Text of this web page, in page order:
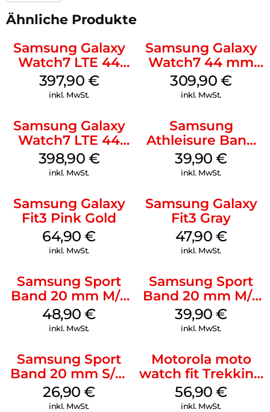
Ähnliche Produkte
Samsung Galaxy
Watch7 LTE 44
mm Green
397,90 €
inkl. MwSt.
Samsung Galaxy
Watch7 44 mm
Silver
309,90€
inkl. MwSt.
Samsung Galaxy
Watch7 LTE 44
mm Silver
398,90 €
inkl. MwSt.
Samsung
Athleisure Band
M/L Galaxy
Watch7 Silver
39,90€
inkl. MwSt.
Samsung Galaxy
Fit3 Pink Gold
64,90€
inkl. MwSt.
Samsung Galaxy
Fit3 Gray
47,90 €
inkl. MwSt.
Samsung Sport
Band 20 mm M/L
Galaxy Watch
Series Silber
48,90€
inkl. MwSt.
Samsung Sport
Band 20 mm M/L
Galaxy Watch4
Serie Graphite
39,90€
inkl. MwSt.
Samsung Sport
Band 20 mm S/M
Galaxy Watch4
Serie Graphite
26,90€
inkl. MwSt.
Motorola moto
watch fit Trekking
Green
56,90€
inkl. MwSt.